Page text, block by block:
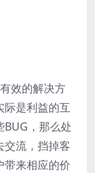
效的解决方
际是利益的互
，那么处
交流，挡掉客
带来相应的价